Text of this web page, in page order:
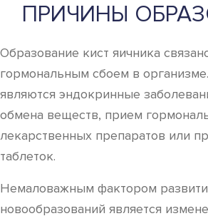
ПРИЧИНЫ
Образование кист яичника
гормональным сбоем в
являются эндокринные
обмена веществ, прием
лекарственных препаратов или
таблеток.
Немаловажным фактором
новообразований является